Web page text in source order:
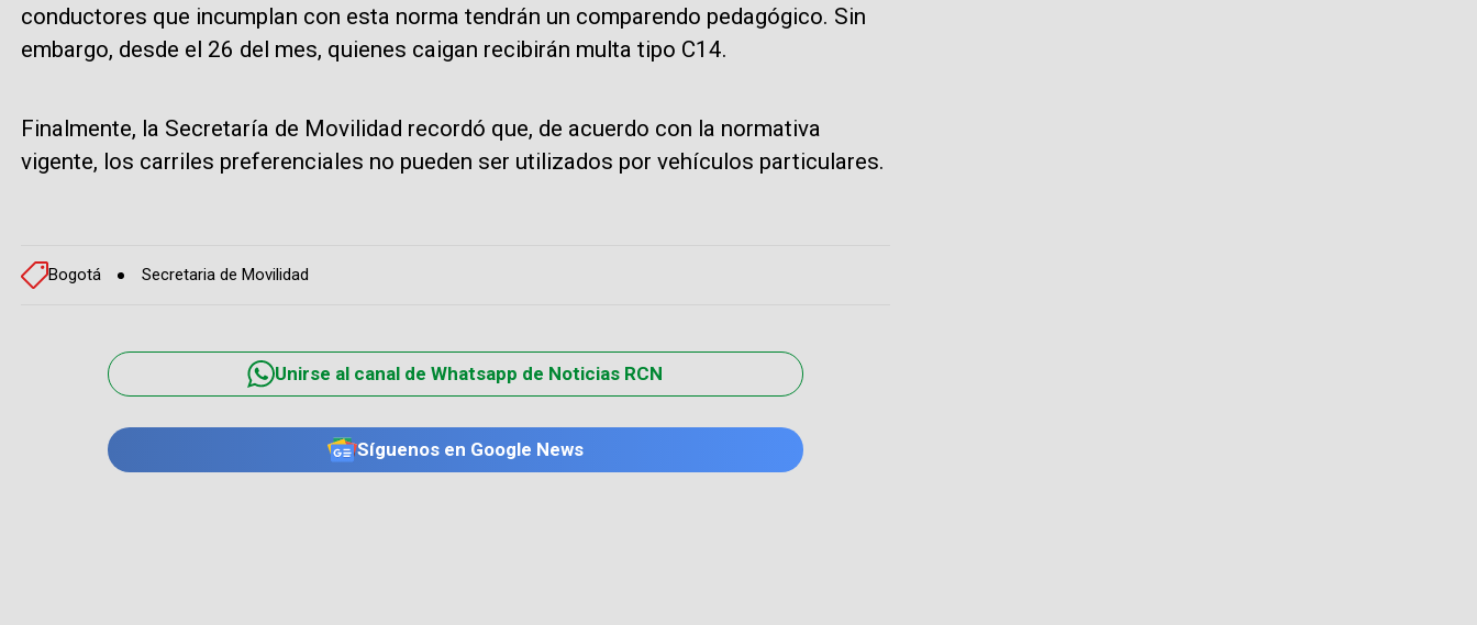
conductores que incumplan con esta norma tendrán un comparendo pedagógico. Sin
embargo, desde el 26 del mes, quienes caigan recibirán multa tipo C14.
Finalmente, la Secretaría de Movilidad recordó que, de acuerdo con la normativa
vigente, los carriles preferenciales no pueden ser utilizados por vehículos particulares.
Bogotá Secretaria de Movilidad
Unirse al canal de Whatsapp de Noticias RCN
Síguenos en Google News